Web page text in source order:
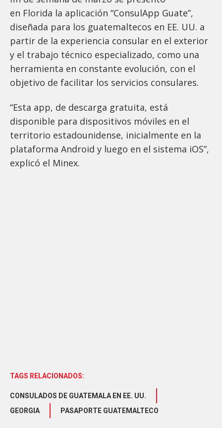
en Florida la aplicación “ConsulApp Guate”,
diseñada para los guatemaltecos en EE. UU. a
partir de la experiencia consular en el exterior
y el trabajo técnico especializado, como una
herramienta en constante evolución, con el
objetivo de facilitar los servicios consulares.
“Esta app, de descarga gratuita, está
disponible para dispositivos móviles en el
territorio estadounidense, inicialmente en la
plataforma Android y luego en el sistema iOS”,
explicó el Minex.
TAGS RELACIONADOS:
CONSULADOS DE GUATEMALA EN EE. UU.
GEORGIA
PASAPORTE GUATEMALTECO